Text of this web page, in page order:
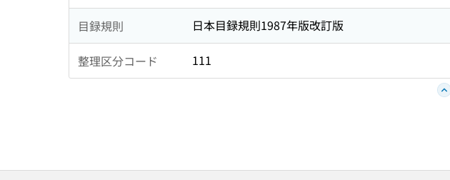
目録規則 日本目録規則1987年版改訂版
整理区分コード 111